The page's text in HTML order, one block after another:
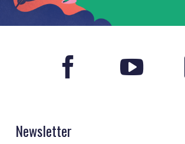
Newsletter